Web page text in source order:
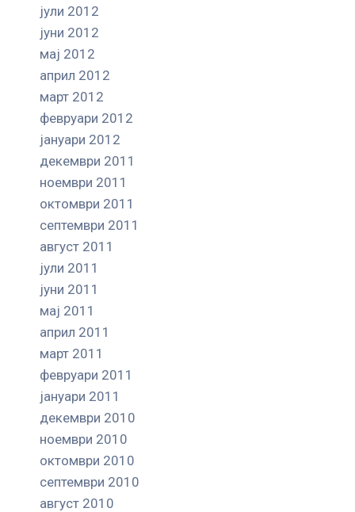
јули 2012
јуни 2012
мај 2012
април 2012
март 2012
февруари 2012
јануари 2012
декември 2011
ноември 2011
октомври 2011
септември 2011
август 2011
јули 2011
јуни 2011
мај 2011
април 2011
март 2011
февруари 2011
јануари 2011
декември 2010
ноември 2010
октомври 2010
септември 2010
август 2010